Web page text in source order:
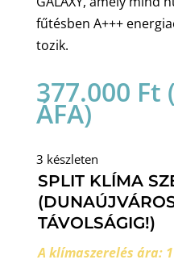
fűtésben A+++
tozik.
377.000 Ft (
ÁFA)
3 készleten
SPLIT KLÍMA
TÁVOLSÁGIG!)
A klímaszerelés ára: